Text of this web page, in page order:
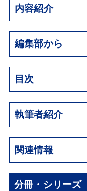
内容紹介
編集部から
目次
執筆者紹介
関連情報
分冊・シリーズ